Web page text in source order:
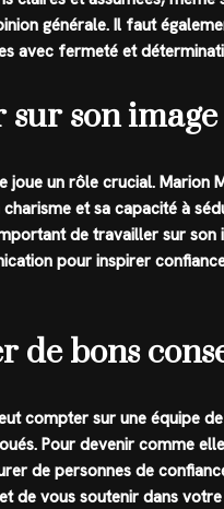
générale. Il faut
avec fermeté et
son image
joue un rôle crucial. Marion
et sa capacité à
de travailler sur son
pour inspirer
de bons
compter sur une équipe
Pour devenir comme
de personnes de
de vous soutenir dans